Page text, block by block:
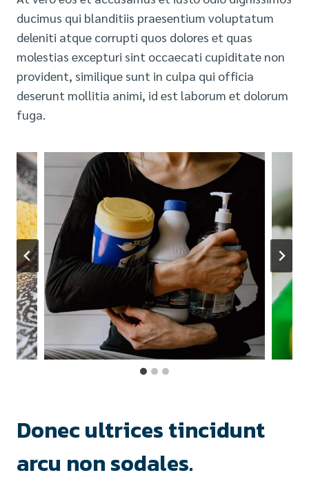
ducimus qui blanditiis praesentium voluptatum
deleniti atque corrupti quos dolores et quas
molestias excepturi sint occaecati cupiditate non
provident, similique sunt in culpa qui officia
deserunt mollitia animi, id est laborum et dolorum
fuga.
Donec ultrices tincidunt
arcu non sodales.